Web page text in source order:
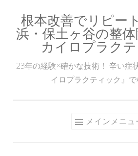
ン
根本改善でリピー
浜・保土ヶ谷の整
カイロプラク
23年の経験×確かな技術！ 辛い症
イロプラクティック』
メインメニュ